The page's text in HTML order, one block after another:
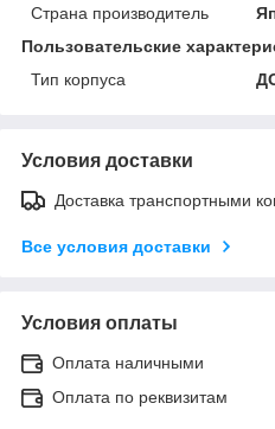
Страна производитель
Пользовательские
Тип корпуса
Условия доставки
Доставка транспортными
Все условия доставки
Условия оплаты
Оплата наличными
Оплата по реквизитам